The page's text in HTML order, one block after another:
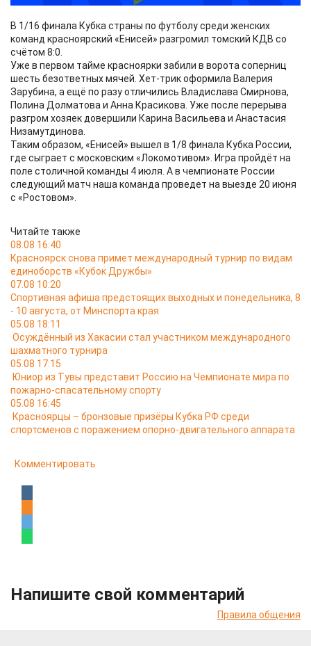
В 1/16 финала Кубка страны по футболу среди женских
команд красноярский «Енисей» разгромил томский КДВ со
счётом 8:0.
Уже в первом тайме красноярки забили в ворота соперниц
шесть безответных мячей. Хет-трик оформила Валерия
Зарубина, а ещё по разу отличились Владислава Смирнова,
Полина Долматова и Анна Красикова. Уже после перерыва
разгром хозяек довершили Карина Васильева и Анастасия
Низамутдинова.
Таким образом, «Енисей» вышел в 1/8 финала Кубка России,
где сыграет с московским «Локомотивом». Игра пройдёт на
поле столичной команды 4 июля. А в чемпионате России
следующий матч наша команда проведет на выезде 20 июня
с «Ростовом».
Читайте также
08.08 16:40
Красноярск снова примет международный турнир по видам
единоборств «Кубок Дружбы»
07.08 10:20
Спортивная афиша предстоящих выходных и понедельника, 8
- 10 августа, от Минспорта края
05.08 18:11
Осуждённый из Хакасии стал участником международного
шахматного турнира
05.08 17:15
Юниор из Тувы представит Россию на Чемпионате мира по
пожарно-спасательному спорту
05.08 16:45
Красноярцы – бронзовые призёры Кубка РФ среди
спортсменов с поражением опорно-двигательного аппарата
Комментировать
Напишите свой комментарий
Правила общения